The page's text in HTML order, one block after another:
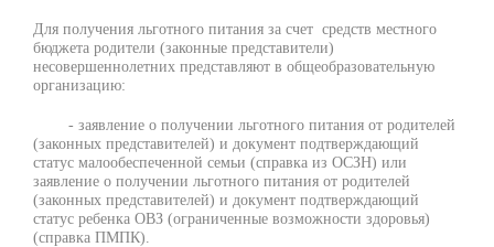
Для получения льготного питания за счет средств местного
бюджета родители (законные представители)
несовершеннолетних представляют в общеобразовательную
организацию:
- заявление о получении льготного питания от родителей
(законных представителей) и документ подтверждающий
статус малообеспеченной семьи (справка из ОСЗН) или
заявление о получении льготного питания от родителей
(законных представителей) и документ подтверждающий
статус ребенка ОВЗ (ограниченные возможности здоровья)
(справка ПМПК).